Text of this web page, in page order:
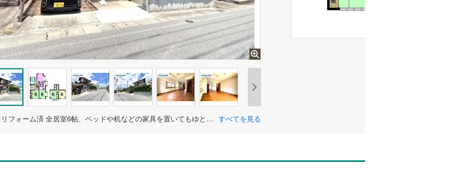
2026年5月リフォーム済 全居室6帖、ベッドや机などの家具を置いてもゆとりのあるお部屋です。 すべてを見る